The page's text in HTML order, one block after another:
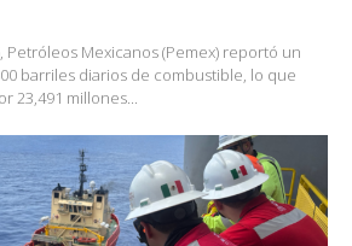
Petróleos Mexicanos (Pemex) reportó un
barriles diarios de combustible, lo que
23,491 millones...